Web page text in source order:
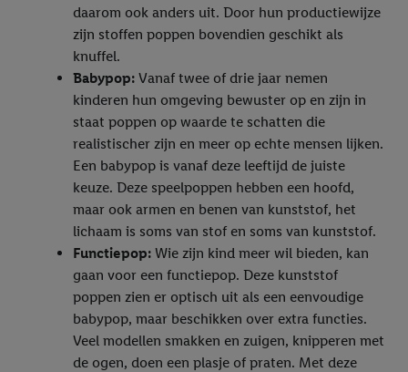
daarom ook anders uit. Door hun productiewijze
zijn stoffen poppen bovendien geschikt als
knuffel.
Babypop: Vanaf twee of drie jaar nemen
kinderen hun omgeving bewuster op en zijn in
staat poppen op waarde te schatten die
realistischer zijn en meer op echte mensen lijken.
Een babypop is vanaf deze leeftijd de juiste
keuze. Deze speelpoppen hebben een hoofd,
maar ook armen en benen van kunststof, het
lichaam is soms van stof en soms van kunststof.
Functiepop: Wie zijn kind meer wil bieden, kan
gaan voor een functiepop. Deze kunststof
poppen zien er optisch uit als een eenvoudige
babypop, maar beschikken over extra functies.
Veel modellen smakken en zuigen, knipperen met
de ogen, doen een plasje of praten. Met deze